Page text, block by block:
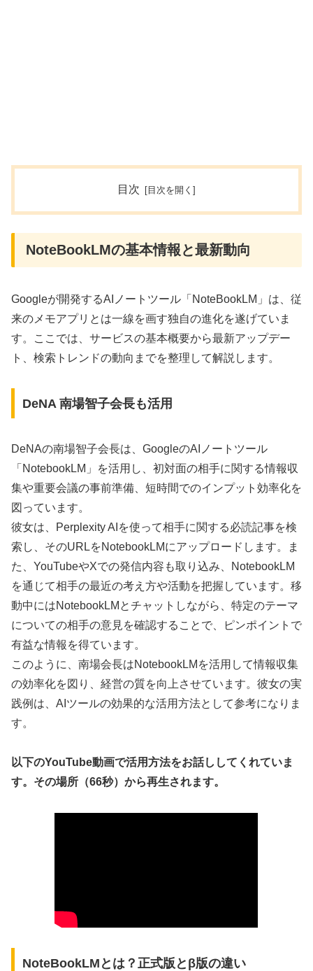
目次
NoteBookLMの基本情報と最新動向
Googleが開発するAIノートツール「NoteBookLM」は、従
来のメモアプリとは一線を画す独自の進化を遂げていま
す。ここでは、サービスの基本概要から最新アップデー
ト、検索トレンドの動向までを整理して解説します。
DeNA 南場智子会長も活用
DeNAの南場智子会長は、GoogleのAIノートツール
「NotebookLM」を活用し、初対面の相手に関する情報収
集や重要会議の事前準備、短時間でのインプット効率化を
図っています。
彼女は、Perplexity AIを使って相手に関する必読記事を検
索し、そのURLをNotebookLMにアップロードします。ま
た、YouTubeやXでの発信内容も取り込み、NotebookLM
を通じて相手の最近の考え方や活動を把握しています。移
動中にはNotebookLMとチャットしながら、特定のテーマ
についての相手の意見を確認することで、ピンポイントで
有益な情報を得ています。
このように、南場会長はNotebookLMを活用して情報収集
の効率化を図り、経営の質を向上させています。彼女の実
践例は、AIツールの効果的な活用方法として参考になりま
す。
以下のYouTube動画で活用方法をお話ししてくれていま
す。その場所（66秒）から再生されます。
NoteBookLMとは？正式版とβ版の違い